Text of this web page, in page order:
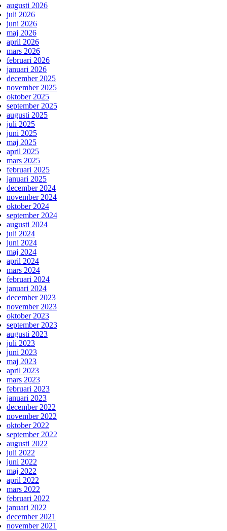
augusti 2026
juli 2026
juni 2026
maj 2026
april 2026
mars 2026
februari 2026
januari 2026
december 2025
november 2025
oktober 2025
september 2025
augusti 2025
juli 2025
juni 2025
maj 2025
april 2025
mars 2025
februari 2025
januari 2025
december 2024
november 2024
oktober 2024
september 2024
augusti 2024
juli 2024
juni 2024
maj 2024
april 2024
mars 2024
februari 2024
januari 2024
december 2023
november 2023
oktober 2023
september 2023
augusti 2023
juli 2023
juni 2023
maj 2023
april 2023
mars 2023
februari 2023
januari 2023
december 2022
november 2022
oktober 2022
september 2022
augusti 2022
juli 2022
juni 2022
maj 2022
april 2022
mars 2022
februari 2022
januari 2022
december 2021
november 2021